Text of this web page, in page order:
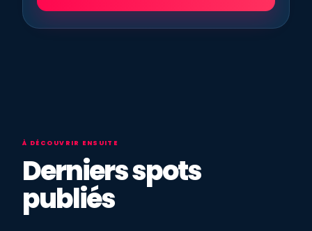
À DÉCOUVRIR ENSUITE
Derniers spots
publiés